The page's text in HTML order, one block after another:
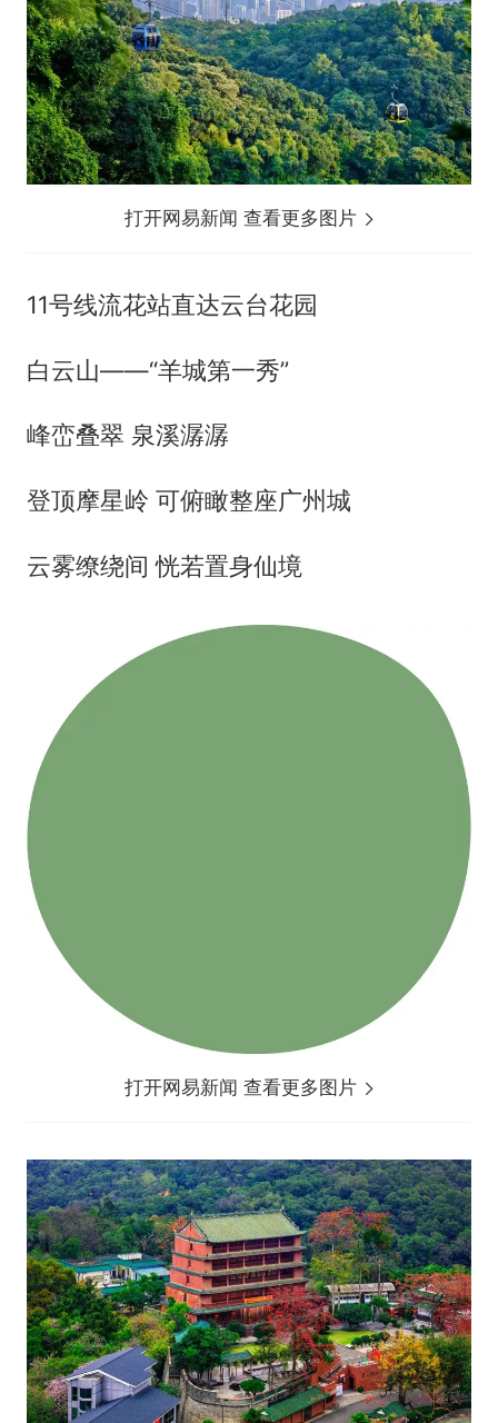
打开网易新闻 查看更多图片
11号线流花站直达云台花园
白云山——“羊城第一秀”
峰峦叠翠 泉溪潺潺
登顶摩星岭 可俯瞰整座广州城
云雾缭绕间 恍若置身仙境
打开网易新闻 查看更多图片